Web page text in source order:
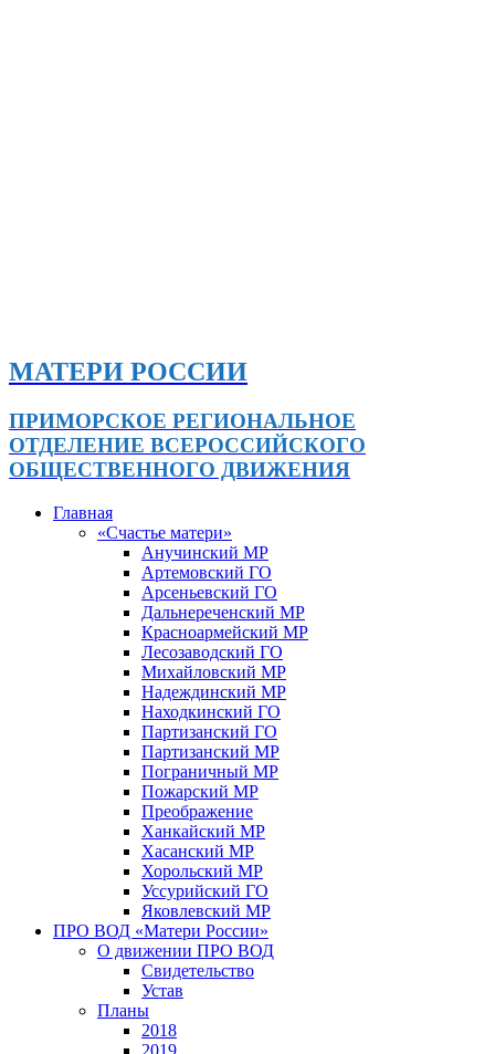
МАТЕРИ РОССИИ
ПРИМОРСКОЕ РЕГИОНАЛЬНОЕ
ОТДЕЛЕНИЕ ВСЕРОССИЙСКОГО
ОБЩЕСТВЕННОГО ДВИЖЕНИЯ
Главная
«Счастье матери»
Анучинский МР
Артемовский ГО
Арсеньевский ГО
Дальнереченский МР
Красноармейский МР
Лесозаводский ГО
Михайловский МР
Надеждинский МР
Находкинский ГО
Партизанский ГО
Партизанский МР
Пограничный МР
Пожарский МР
Преображение
Ханкайский МР
Хасанский МР
Хорольский МР
Уссурийский ГО
Яковлевский МР
ПРО ВОД «Матери России»
О движении ПРО ВОД
Свидетельство
Устав
Планы
2018
2019